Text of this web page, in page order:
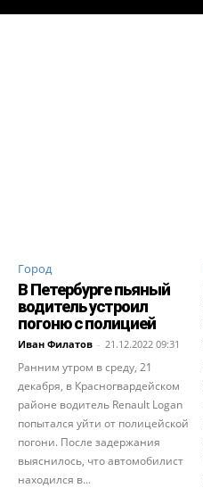
Город
В Петербурге пьяный
водитель устроил
погоню с полицией
Иван Филатов - 21.12.2022 09:31
Ранним утром в среду, 21
декабря, в Красногвардейском
районе водитель Renault Logan
попытался уйти от полицейской
погони. После задержания
выяснилось, что автомобилист
находился в...